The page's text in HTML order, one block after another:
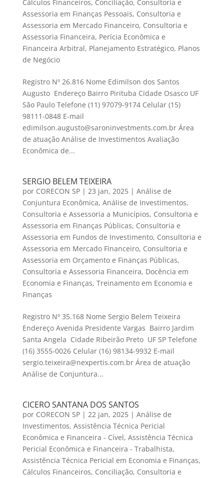
Cálculos Financeiros, Conciliação, Consultoria e
Assessoria em Finanças Pessoais, Consultoria e
Assessoria em Mercado Financeiro, Consultoria e
Assessoria Financeira, Perícia Econômica e
Financeira Arbitral, Planejamento Estratégico, Planos
de Negócio
Registro Nº 26.816 Nome Edimilson dos Santos
Augusto Endereço Bairro Pirituba Cidade Osasco UF
São Paulo Telefone (11) 97079-9174 Celular (15)
98111-0848 E-mail
edimilson.augusto@saroninvestments.com.br Área
de atuação Análise de Investimentos Avaliação
Econômica de...
SERGIO BELEM TEIXEIRA
por CORECON SP| 23 jan, 2025| Análise de
Conjuntura Econômica, Análise de Investimentos,
Consultoria e Assessoria a Municípios, Consultoria e
Assessoria em Finanças Públicas, Consultoria e
Assessoria em Fundos de Investimento, Consultoria e
Assessoria em Mercado Financeiro, Consultoria e
Assessoria em Orçamento e Finanças Públicas,
Consultoria e Assessoria Financeira, Docência em
Economia e Finanças, Treinamento em Economia e
Finanças
Registro Nº 35.168 Nome Sergio Belem Teixeira
Endereço Avenida Presidente Vargas Bairro Jardim
Santa Angela Cidade Ribeirão Preto UF SP Telefone
(16) 3555-0026 Celular (16) 98134-9932 E-mail
sergio.teixeira@nexpertis.com.br Área de atuação
Análise de Conjuntura...
CICERO SANTANA DOS SANTOS
por CORECON SP| 22 jan, 2025| Análise de
Investimentos, Assistência Técnica Pericial
Econômica e Financeira - Cível, Assistência Técnica
Pericial Econômica e Financeira - Trabalhista,
Assistência Técnica Pericial em Economia e Finanças,
Cálculos Financeiros, Conciliação, Consultoria e